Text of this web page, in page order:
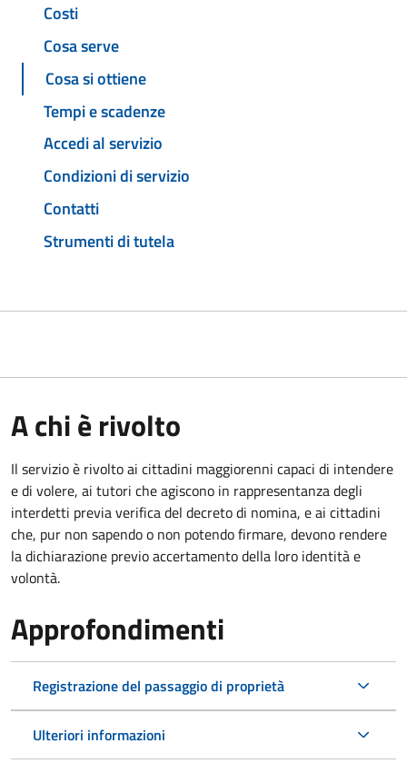
Costi
Cosa serve
Cosa si ottiene
Tempi e scadenze
Accedi al servizio
Condizioni di servizio
Contatti
Strumenti di tutela
A chi è rivolto
Il servizio è rivolto ai cittadini maggiorenni capaci di intendere
e di volere, ai tutori che agiscono in rappresentanza degli
interdetti previa verifica del decreto di nomina, e ai cittadini
che, pur non sapendo o non potendo firmare, devono rendere
la dichiarazione previo accertamento della loro identità e
volontà.
Approfondimenti
Registrazione del passaggio di proprietà
Ulteriori informazioni